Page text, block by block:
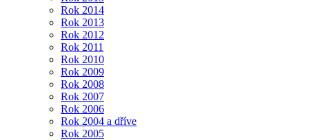
Rok 2014
Rok 2013
Rok 2012
Rok 2011
Rok 2010
Rok 2009
Rok 2008
Rok 2007
Rok 2006
Rok 2004 a dříve
Rok 2005